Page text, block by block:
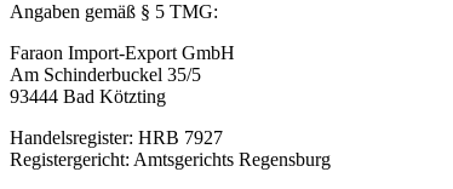
Angaben gemäß § 5 TMG:
Faraon Import-Export GmbH
Am Schinderbuckel 35/5
93444 Bad Kötzting
Handelsregister: HRB 7927
Registergericht: Amtsgerichts Regensburg